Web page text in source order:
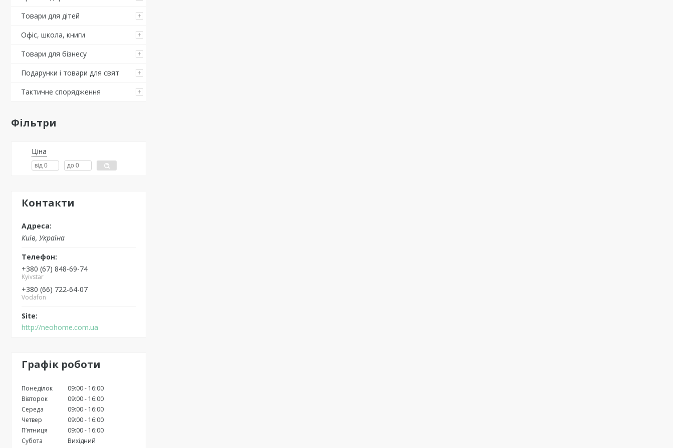
Товари для дітей
Офіс, школа, книги
Товари для бізнесу
Подарунки і товари для свят
Тактичне спорядження
Фільтри
Ціна
Контакти
Київ, Україна
+380 (67) 848-69-74
Kyivstar
+380 (66) 722-64-07
Vodafon
http://neohome.com.ua
Графік роботи
Понеділок 09:00
16:00
Вівторок
09:00
16:00
Середа
09:00
16:00
Четвер
09:00
16:00
Пʼятниця
09:00
16:00
Субота
Вихідний